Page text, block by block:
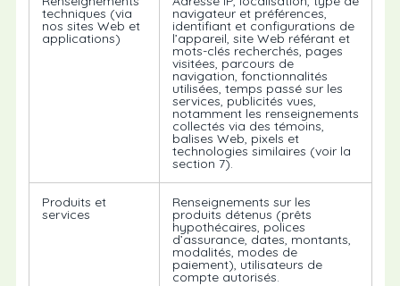
techniques (via
nos sites Web et
applications)
navigateur et préférences,
identifiant et configurations de
l’appareil, site Web référant et
mots-clés recherchés, pages
visitées, parcours de
navigation, fonctionnalités
utilisées, temps passé sur les
services, publicités vues,
notamment les renseignements
collectés via des témoins,
balises Web, pixels et
technologies similaires (voir la
section 7).
Produits et
services
Renseignements sur les
produits détenus (prêts
hypothécaires, polices
d’assurance, dates, montants,
modalités, modes de
paiement), utilisateurs de
compte autorisés.